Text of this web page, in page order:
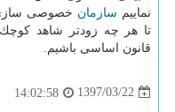
نماییم سازمان خصوصی سازی
قانون اساسی باشیم.
1397/03/22
14:02:58